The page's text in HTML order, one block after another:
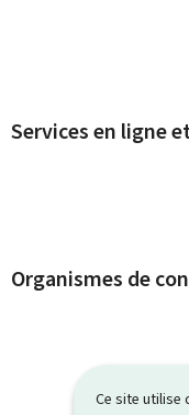
Ce site utilise
Services en ligne
Organismes de